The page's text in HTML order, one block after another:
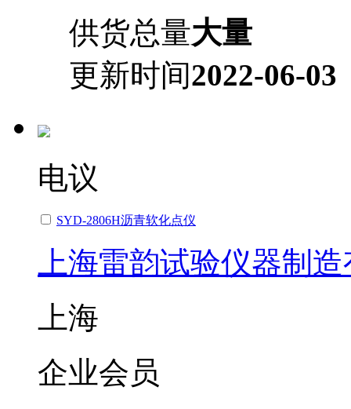
供货总量大量
更新时间2022-06-03
电议
SYD-2806H沥青软化点仪
上海雷韵试验仪器制
上海
企业会员